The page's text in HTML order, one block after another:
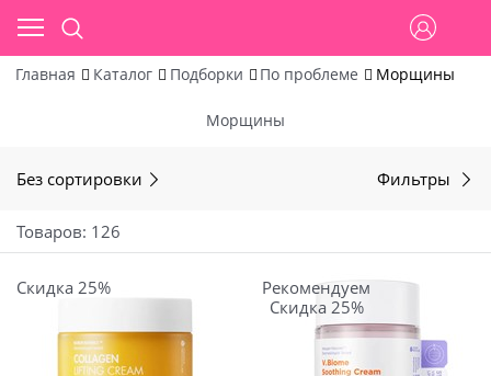
Главная Каталог Подборки По проблеме Морщины
Морщины
Без сортировки Фильтры
Товаров: 126
Скидка 25%
Рекомендуем
Скидка 25%